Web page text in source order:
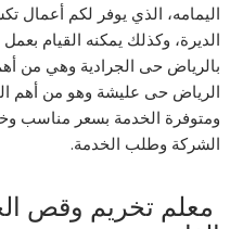
اليمامه، الذي يوفر لكم أعمال
الديرة، وكذلك يمكنه القيام
بالرياض حى الجرادية وهي من
الرياض حى عليشة وهو من أهم
ومتوفرة الخدمة بسعر مناسب
الشركة وطلب الخدمة.
معلم تخريم وقص